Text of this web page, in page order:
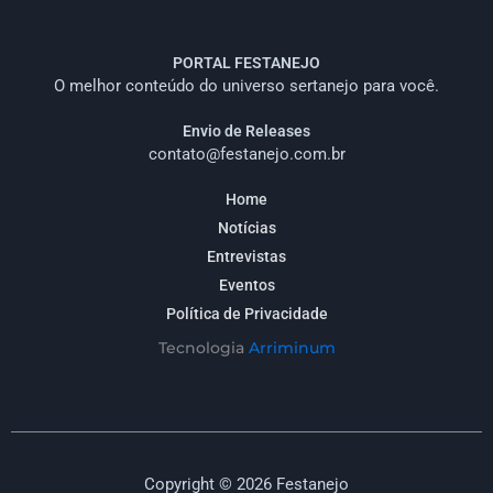
PORTAL FESTANEJO
O melhor conteúdo do universo sertanejo para você.
Envio de Releases
contato@festanejo.com.br
Home
Notícias
Entrevistas
Eventos
Política de Privacidade
Tecnologia Arriminum
Copyright © 2026 Festanejo